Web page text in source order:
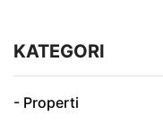
KATEGORI
- Properti